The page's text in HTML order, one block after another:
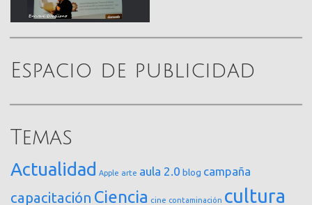
Espacio de publicidad
Temas
Actualidad Apple arte aula 2.0 blog campaña
capacitación Ciencia cine contaminación cultura